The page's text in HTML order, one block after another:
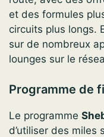
et des formules
circuits plus longs.
sur de nombreux
lounges sur le
Programme de
Le programme
d’utiliser des miles